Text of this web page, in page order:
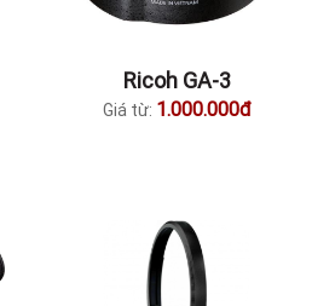
Ricoh GA-3
Giá từ: 1.000.000đ